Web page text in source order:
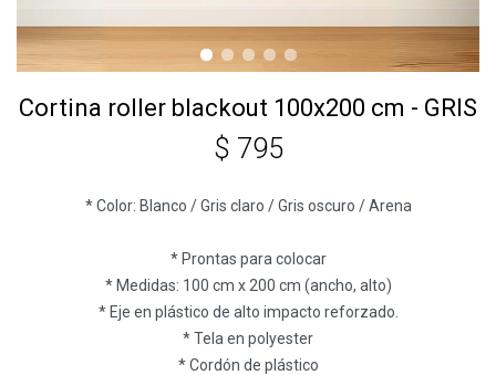
Cortina roller blackout 100x200 cm - GRIS
$ 795
* Color: Blanco / Gris claro / Gris oscuro / Arena
* Prontas para colocar
* Medidas: 100 cm x 200 cm (ancho, alto)
* Eje en plástico de alto impacto reforzado.
* Tela en polyester
* Cordón de plástico